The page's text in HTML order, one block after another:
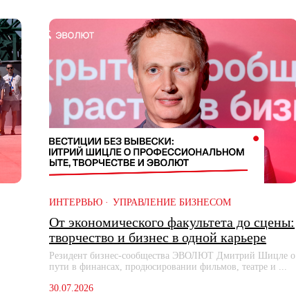
ИНТЕРВЬЮ УПРАВЛЕНИЕ БИЗНЕСОМ
От экономического факультета до сцены:
творчество и бизнес в одной карьере
Резидент бизнес-сообщества ЭВОЛЮТ Дмитрий Шицле о
пути в финансах, продюсировании фильмов, театре и ...
30.07.2026